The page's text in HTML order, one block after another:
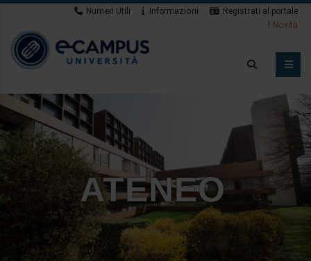
Numeri Utili Informazioni
Registrati al portale
Novità
ATENEO